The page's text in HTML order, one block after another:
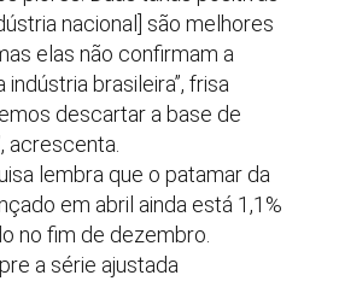
nacional] são melhores
elas não confirmam a
brasileira”, frisa
descartar a base de
acrescenta.
lembra que o patamar da
em abril ainda está 1,1%
no fim de dezembro.
a série ajustada